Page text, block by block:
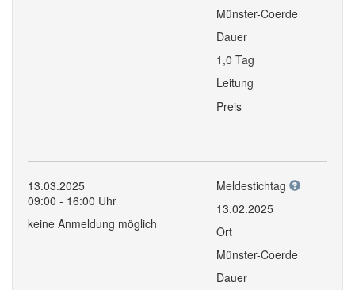
Münster-Coerde
Dauer
1,0 Tag
Leitung
Preis
13.03.2025
09:00 - 16:00 Uhr
keine Anmeldung möglich
Meldestichtag
13.02.2025
Ort
Münster-Coerde
Dauer